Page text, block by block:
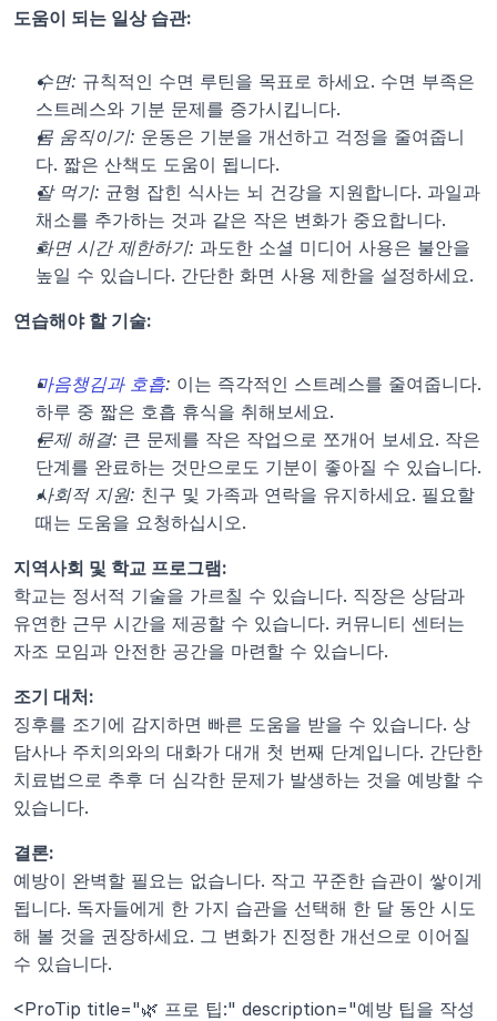
도움이 되는 일상 습관:
수면: 규칙적인 수면 루틴을 목표로 하세요. 수면 부족은
스트레스와 기분 문제를 증가시킵니다.
몸 움직이기: 운동은 기분을 개선하고 걱정을 줄여줍니
다. 짧은 산책도 도움이 됩니다.
잘 먹기: 균형 잡힌 식사는 뇌 건강을 지원합니다. 과일과
채소를 추가하는 것과 같은 작은 변화가 중요합니다.
화면 시간 제한하기: 과도한 소셜 미디어 사용은 불안을
높일 수 있습니다. 간단한 화면 사용 제한을 설정하세요.
연습해야 할 기술:
마음챙김과 호흡: 이는 즉각적인 스트레스를 줄여줍니다.
하루 중 짧은 호흡 휴식을 취해보세요.
문제 해결: 큰 문제를 작은 작업으로 쪼개어 보세요. 작은
단계를 완료하는 것만으로도 기분이 좋아질 수 있습니다.
사회적 지원: 친구 및 가족과 연락을 유지하세요. 필요할
때는 도움을 요청하십시오.
지역사회 및 학교 프로그램:
학교는 정서적 기술을 가르칠 수 있습니다. 직장은 상담과
유연한 근무 시간을 제공할 수 있습니다. 커뮤니티 센터는
자조 모임과 안전한 공간을 마련할 수 있습니다.
조기 대처:
징후를 조기에 감지하면 빠른 도움을 받을 수 있습니다. 상
담사나 주치의와의 대화가 대개 첫 번째 단계입니다. 간단한
치료법으로 추후 더 심각한 문제가 발생하는 것을 예방할 수
있습니다.
결론:
예방이 완벽할 필요는 없습니다. 작고 꾸준한 습관이 쌓이게
됩니다. 독자들에게 한 가지 습관을 선택해 한 달 동안 시도
해 볼 것을 권장하세요. 그 변화가 진정한 개선으로 이어질
수 있습니다.
<ProTip title="🌿 프로 팁:" description="예방 팁을 작성